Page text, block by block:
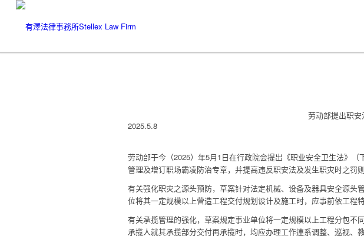
劳动部提出职
2025.5.8
劳动部于今（2025）年5月1日在行政院会提出《职业安全卫生法》
管理及增订职场霸凌防治专章，并提高违反职安法及发生职灾时之罚则
有关强化职灾之源头预防，草案针对法定机械、设备及器具安全源
位将其一定规模以上营造工程交付规划设计及施工时，应事前依工程
有关承揽管理的强化，草案规定事业单位将一定规模以上工程分包
承揽人就其承揽部分交付再承揽时，均应办理工作連系调整、巡视、